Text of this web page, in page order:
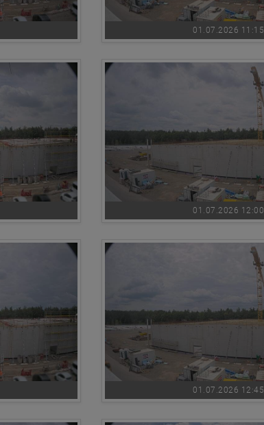
01.07.2026 11:15
01.07.2026 12:00
01.07.2026 12:45